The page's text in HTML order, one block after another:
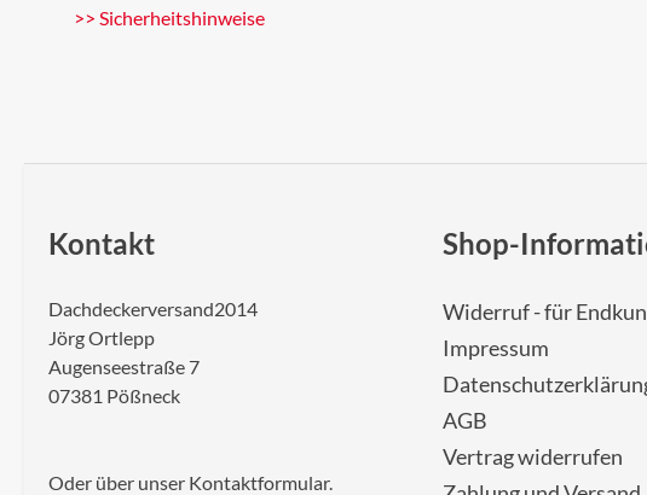
>> Sicherheitshinweise
Kontakt
Dachdeckerversand2014
Jörg Ortlepp
Augenseestraße 7
07381 Pößneck
Oder über unser Kontaktformular.
Shop-
Widerruf - für
Impressum
AGB
Vertrag widerrufen